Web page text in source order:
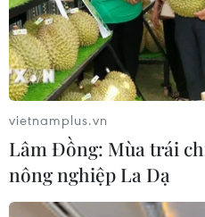
vietnamplus.vn
Lâm Đồng: Mùa trái
nông nghiệp La Dạ